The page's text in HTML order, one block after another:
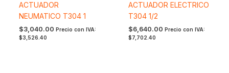
ACTUADOR
NEUMATICO T304 1
$3,040.00 Precio con IVA:
$3,526.40
ACTUADOR ELECTRICO
T304 1/2
$6,640.00 Precio con IVA:
$7,702.40